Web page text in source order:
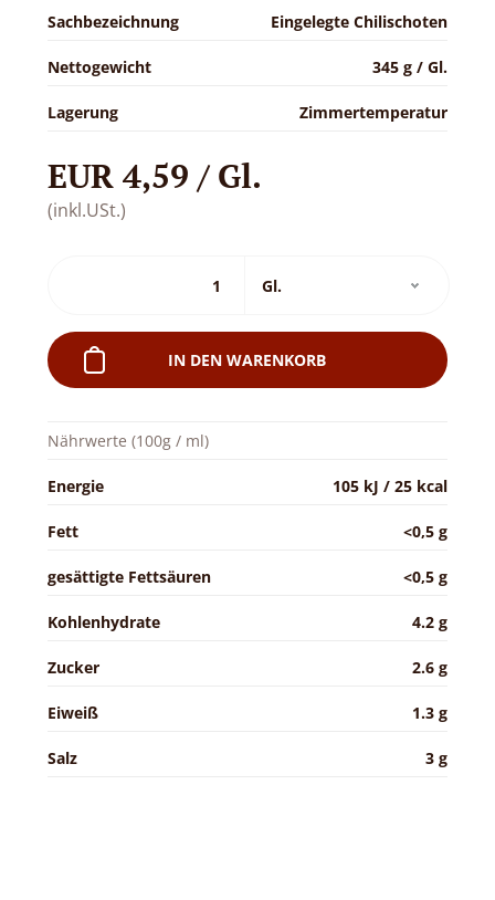
Sachbezeichnung Eingelegte Chilischoten
Nettogewicht 345 g / Gl.
Lagerung Zimmertemperatur
EUR 4,59 / Gl.
(inkl.USt.)
IN DEN WARENKORB
Nährwerte (100g / ml)
Energie 105 kJ / 25 kcal
Fett <0,5 g
gesättigte Fettsäuren <0,5 g
Kohlenhydrate 4.2 g
Zucker 2.6 g
Eiweiß 1.3 g
Salz 3 g